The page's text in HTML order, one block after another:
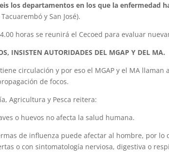
los departamentos en los que la enfermedad
y San José).
horas se reunirá el Cecoed para evaluar
INSISTEN AUTORIDADES DEL MGAP Y DEL MA.
circulación y por eso el MGAP y el MA
de focos.
Agricultura y Pesca reitera:
o huevos no afecta la salud humana.
de influenza puede afectar al hombre, por
o con sintomatología nerviosa, digestiva o